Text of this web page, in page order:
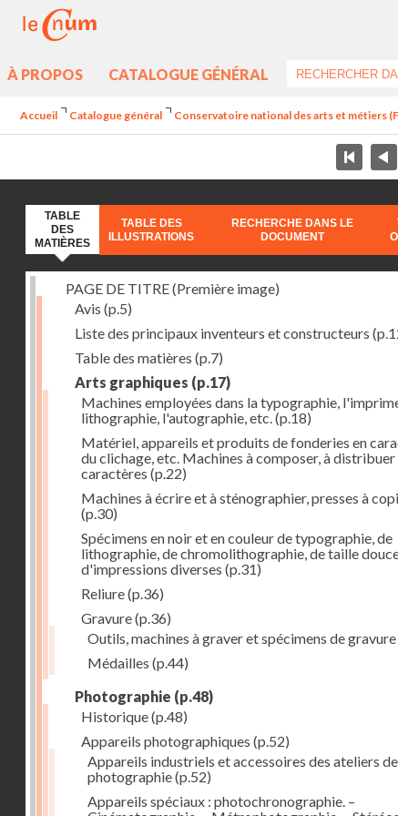
À PROPOS CATALOGUE GÉNÉRAL
Accueil Catalogue général Conservatoire national des arts et métiers
TABLE
DES
MATIÈRES
TABLE DES
ILLUSTRATIONS
RECHERCHE DANS LE
DOCUMENT
PAGE DE TITRE (Première image)
Avis (p.5)
Liste des principaux inventeurs et constructeurs
Table des matières (p.7)
Arts graphiques (p.17)
Machines employées dans la typographie,
lithographie, l'autographie, etc.(p.18)
Matériel, appareils et produits de fonderies en
du clichage, etc. Machines à composer, à distribuer
caractères (p.22)
Machines à écrire et à sténographier, presses à
(p.30)
Spécimens en noir et en couleur de typographie, de
lithographie, de chromolithographie, de taille
d'impressions diverses (p.31)
Reliure(p.36)
Gravure(p.36)
Outils, machines à graver et spécimens de gravure
Médailles (p.44)
Photographie (p.48)
Historique(p.48)
Appareils photographiques (p.52)
Appareils industriels et accessoires des ateliers de
photographie(p.52)
Appareils spéciaux : photochronographie. –